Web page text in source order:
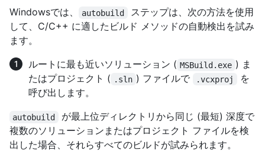
Windowsでは、 autobuild
ステップは、次の方法を使用
して、C/C++ に適したビルド メソッドの自動検出を試み
ます。
ルートに最も近いソリューション ( MSBuild.exe ) ま
たはプロジェクト ( .sln ) ファイルで .vcxproj
を
呼び出します。
autobuild
が最上位ディレクトリから同じ (最短) 深度で
複数のソリューションまたはプロジェクト ファイルを検
出した場合、それらすべてのビルドが試みられます。